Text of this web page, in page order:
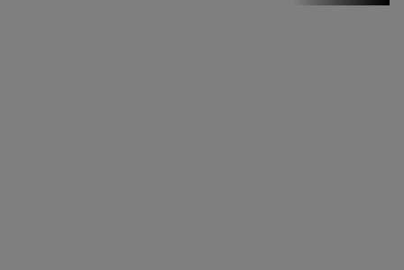
Stirile PRO TV